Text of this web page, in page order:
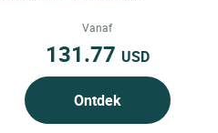
arrondissement, waar het
Quartier...
Vanaf
131.77 USD
Ontdek